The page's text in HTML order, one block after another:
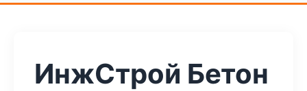
ИнжСтрой Бетон